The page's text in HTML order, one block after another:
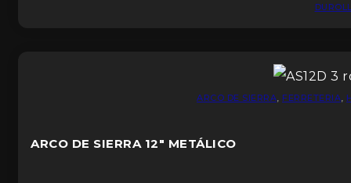
ARCO DE SIERRA, FERRETERIA,
ARCO DE SIERRA 12″ METÁLICO